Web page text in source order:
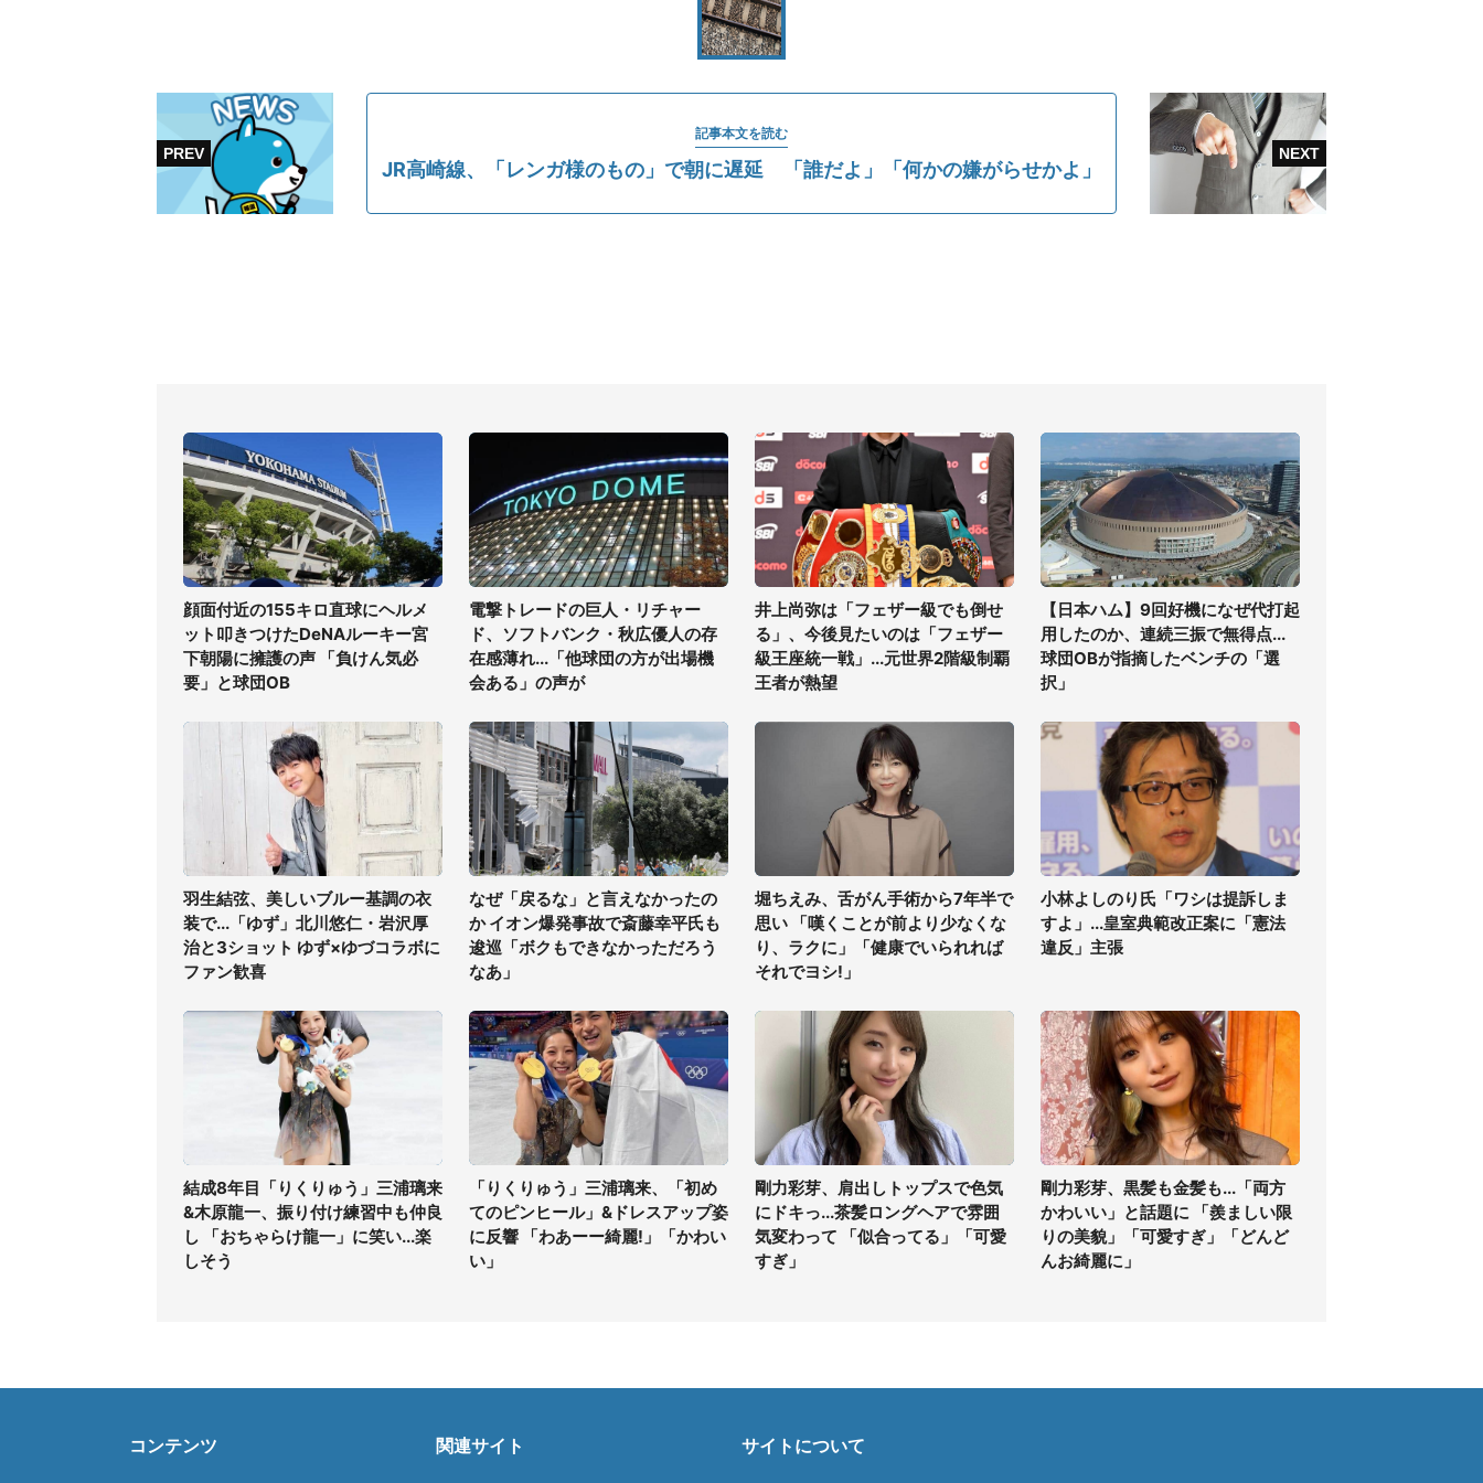
記事本文を読む
JR高崎線、「レンガ様のもの」で朝に遅延 「誰だよ」「何かの嫌がらせかよ」
顔面付近の155キロ直球にヘルメ
ット叩きつけたDeNAルーキー宮
下朝陽に擁護の声 「負けん気必
要」と球団OB
電撃トレードの巨人・リチャー
ド、ソフトバンク・秋広優人の存
在感薄れ...「他球団の方が出場機
会ある」の声が
井上尚弥は「フェザー級でも倒せ
る」、今後見たいのは「フェザー
級王座統一戦」...元世界2階級制覇
王者が熱望
【日本ハム】9回好機になぜ代打起
用したのか、連続三振で無得点...
球団OBが指摘したベンチの「選
択」
羽生結弦、美しいブルー基調の衣
装で...「ゆず」北川悠仁・岩沢厚
治と3ショット ゆず×ゆづコラボに
ファン歓喜
なぜ「戻るな」と言えなかったの
か イオン爆発事故で斎藤幸平氏も
逡巡「ボクもできなかっただろう
なあ」
堀ちえみ、舌がん手術から7年半で
思い 「嘆くことが前より少なくな
り、ラクに」「健康でいられれば
それでヨシ!」
小林よしのり氏「ワシは提訴しま
すよ」...皇室典範改正案に「憲法
違反」主張
結成8年目「りくりゅう」三浦璃来
&木原龍一、振り付け練習中も仲良
し 「おちゃらけ龍一」に笑い...楽
しそう
「りくりゅう」三浦璃来、「初め
てのピンヒール」&ドレスアップ姿
に反響 「わあーー綺麗!」「かわい
い」
剛力彩芽、肩出しトップスで色気
にドキっ...茶髪ロングヘアで雰囲
気変わって 「似合ってる」「可愛
すぎ」
剛力彩芽、黒髪も金髪も...「両方
かわいい」と話題に 「羨ましい限
りの美貌」「可愛すぎ」「どんど
んお綺麗に」
コンテンツ 関連サイト サイトについて